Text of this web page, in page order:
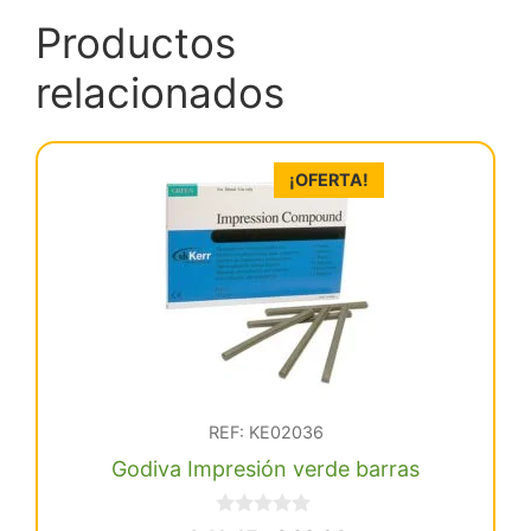
Productos
relacionados
¡OFERTA!
REF: KE02036
Godiva Impresión verde barras